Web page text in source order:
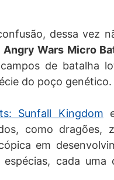
dessa vez
Angry Wars Micro
de batalha
do poço genético.
Sunfall Kingdom
como dragões,
em
cada uma